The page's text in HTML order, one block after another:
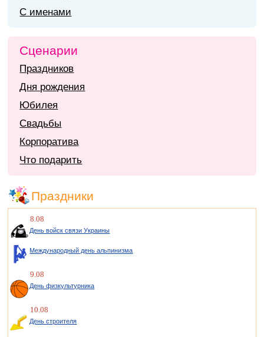
С именами
Сценарии
Праздников
Дня рождения
Юбилея
Свадьбы
Корпоратива
Что подарить
Праздники
8.08
День войск связи Украины
Международный день альпинизма
9.08
День физкультурника
10.08
День строителя